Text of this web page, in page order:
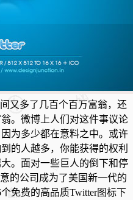
又多了几百个百万富翁，还
。微博上人们对这件事议论
为多少都在意料之中。或许
的人越多，你能获得的权利
。面对一些巨人的倒下和停
的公司成为了美国新一代的
免费的高品质Twitter图标下